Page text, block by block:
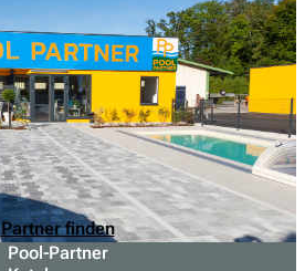
Partner finden
Pool-Partner